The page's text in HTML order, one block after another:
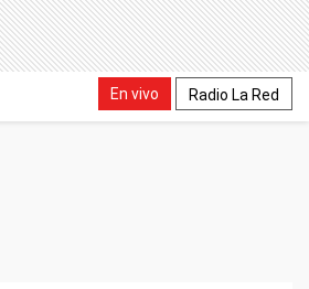
En vivo Radio La Red